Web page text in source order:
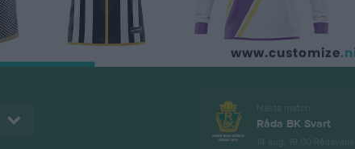
Nästa match
Råda BK Svart
14 aug, 19:00 Rådavallen